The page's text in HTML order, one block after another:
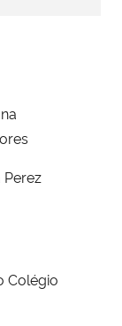
Perez
Colégio